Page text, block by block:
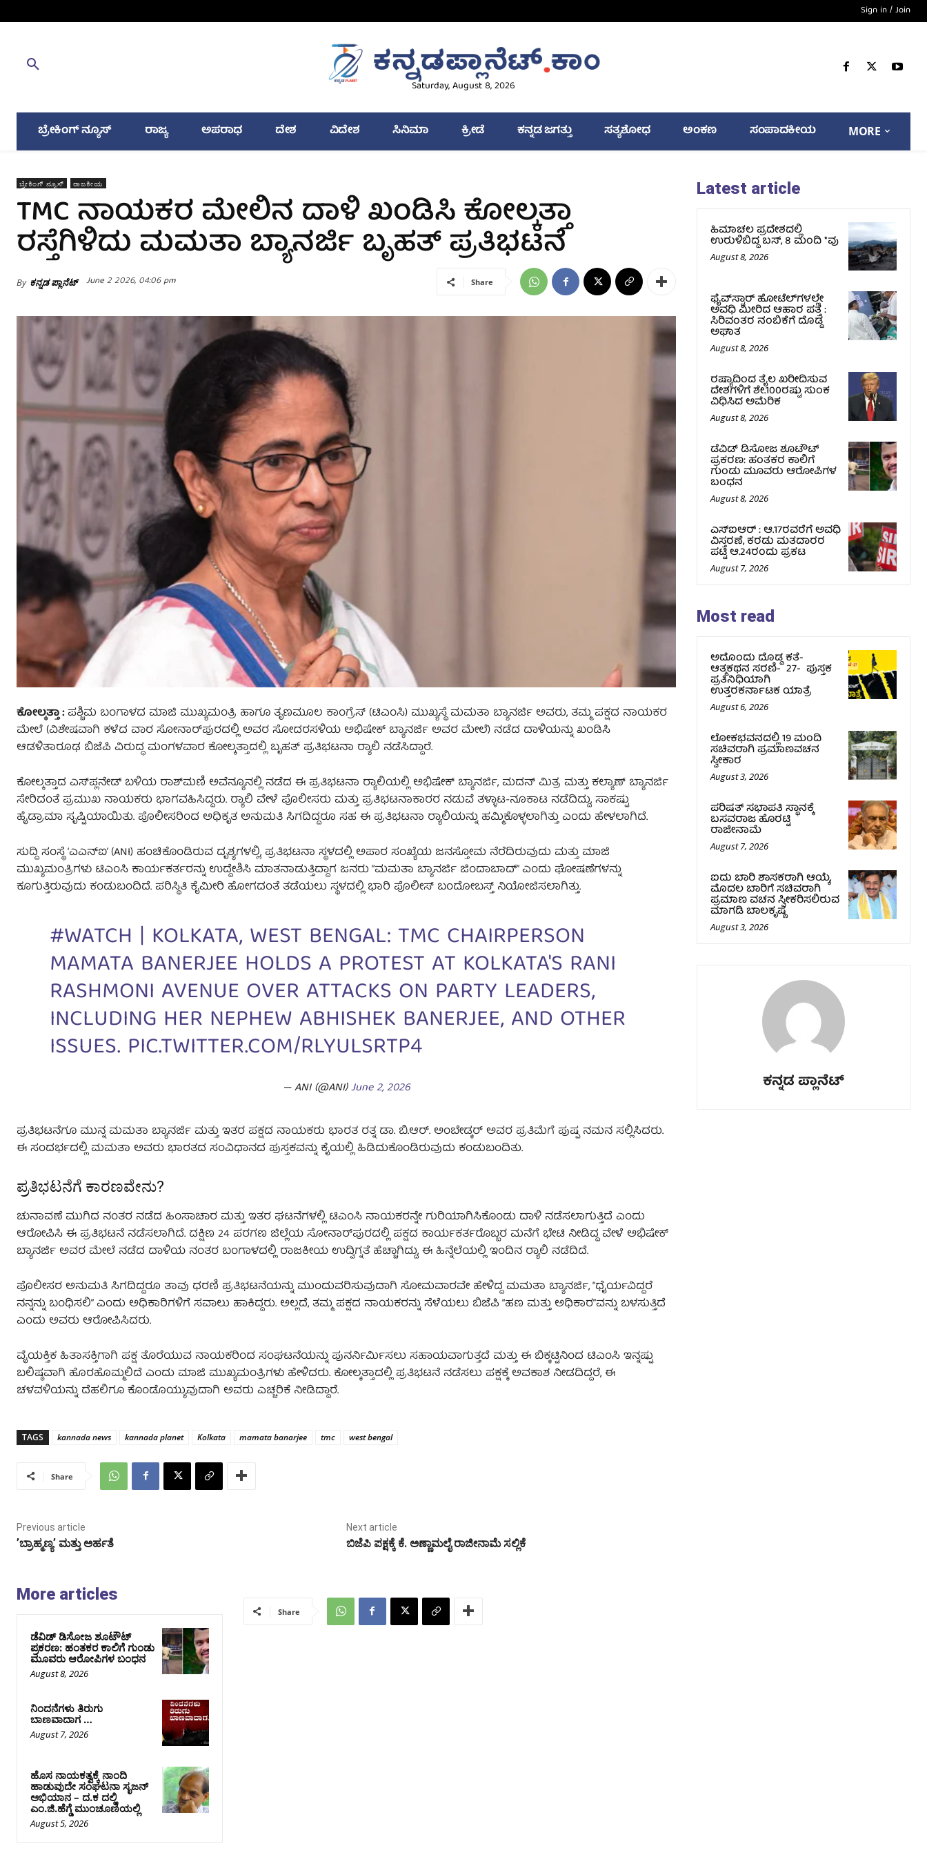
Sign in / Join
Saturday, August 8, 2026
ಬ್ರೇಕಿಂಗ್ ನ್ಯೂಸ್ ರಾಜ್ಯ ಅಪರಾಧ ದೇಶ ವಿದೇಶ ಸಿನಿಮಾ ಕ್ರೀಡೆ ಕನ್ನಡ ಜಗತ್ತು ಸತ್ಯಶೋಧ ಅಂಕಣ ಸಂಪಾದಕೀಯ MORE
ಬ್ರೇಕಿಂಗ್ ನ್ಯೂಸ್ ರಾಜಕೀಯ
TMC ನಾಯಕರ ಮೇಲಿನ ದಾಳಿ ಖಂಡಿಸಿ ಕೋಲ್ಕತ್ತಾ
ರಸ್ತೆಗಿಳಿದು ಮಮತಾ ಬ್ಯಾನರ್ಜಿ ಬೃಹತ್ ಪ್ರತಿಭಟನೆ
By ಕನ್ನಡ ಪ್ಲಾನೆಟ್ June 2 2026, 04:06 pm Share
ಕೋಲ್ಕತ್ತಾ :ಪಶ್ಚಿಮ ಬಂಗಾಳದ ಮಾಜಿ ಮುಖ್ಯಮಂತ್ರಿ ಹಾಗೂ ತೃಣಮೂಲ ಕಾಂಗ್ರೆಸ್ (ಟಿಎಂಸಿ) ಮುಖ್ಯಸ್ಥೆ ಮಮತಾ ಬ್ಯಾನರ್ಜಿ ಅವರು, ತಮ್ಮ ಪಕ್ಷದ ನಾಯಕರ
ಮೇಲೆ (ವಿಶೇಷವಾಗಿ ಕಳೆದ ವಾರ ಸೋನಾರ್‌ಪುರದಲ್ಲಿ ಅವರ ಸೋದರಸಳಿಯ ಅಭಿಷೇಕ್ ಬ್ಯಾನರ್ಜಿ ಅವರ ಮೇಲೆ) ನಡೆದ ದಾಳಿಯನ್ನು ಖಂಡಿಸಿ
ಆಡಳಿತಾರೂಢ ಬಿಜೆಪಿ ವಿರುದ್ಧ ಮಂಗಳವಾರ ಕೋಲ್ಕತ್ತಾದಲ್ಲಿ ಬೃಹತ್ ಪ್ರತಿಭಟನಾ ರ‍್ಯಾಲಿ ನಡೆಸಿದ್ದಾರೆ.
ಕೋಲ್ಕತ್ತಾದ ಎಸ್‌ಪ್ಲನೇಡ್ ಬಳಿಯ ರಾಶ್‌ಮಣಿ ಅವೆನ್ಯೂನಲ್ಲಿ ನಡೆದ ಈ ಪ್ರತಿಭಟನಾ ರ‍್ಯಾಲಿಯಲ್ಲಿ ಅಭಿಷೇಕ್ ಬ್ಯಾನರ್ಜಿ, ಮದನ್ ಮಿತ್ರ ಮತ್ತು ಕಲ್ಯಾಣ್ ಬ್ಯಾನರ್ಜಿ
ಸೇರಿದಂತೆ ಪ್ರಮುಖ ನಾಯಕರು ಭಾಗವಹಿಸಿದ್ದರು. ರ‍್ಯಾಲಿ ವೇಳೆ ಪೊಲೀಸರು ಮತ್ತು ಪ್ರತಿಭಟನಾಕಾರರ ನಡುವೆ ತಳ್ಳಾಟ-ನೂಕಾಟ ನಡೆದಿದ್ದು, ಸಾಕಷ್ಟು
ಹೈಡ್ರಾಮಾ ಸೃಷ್ಟಿಯಾಯಿತು. ಪೊಲೀಸರಿಂದ ಅಧಿಕೃತ ಅನುಮತಿ ಸಿಗದಿದ್ದರೂ ಸಹ ಈ ಪ್ರತಿಭಟನಾ ರ‍್ಯಾಲಿಯನ್ನು ಹಮ್ಮಿಕೊಳ್ಳಲಾಗಿತ್ತು ಎಂದು ಹೇಳಲಾಗಿದೆ.
ಸುದ್ದಿ ಸಂಸ್ಥೆ ‘ಎಎನ್‌ಐ’ (ANI) ಹಂಚಿಕೊಂಡಿರುವ ದೃಶ್ಯಗಳಲ್ಲಿ, ಪ್ರತಿಭಟನಾ ಸ್ಥಳದಲ್ಲಿ ಅಪಾರ ಸಂಖ್ಯೆಯ ಜನಸ್ತೋಮ ನೆರೆದಿರುವುದು ಮತ್ತು ಮಾಜಿ
ಮುಖ್ಯಮಂತ್ರಿಗಳು ಟಿಎಂಸಿ ಕಾರ್ಯಕರ್ತರನ್ನು ಉದ್ದೇಶಿಸಿ ಮಾತನಾಡುತ್ತಿದ್ದಾಗ ಜನರು “ಮಮತಾ ಬ್ಯಾನರ್ಜಿ ಜಿಂದಾಬಾದ್” ಎಂದು ಘೋಷಣೆಗಳನ್ನು
ಕೂಗುತ್ತಿರುವುದು ಕಂಡುಬಂದಿದೆ. ಪರಿಸ್ಥಿತಿ ಕೈಮೀರಿ ಹೋಗದಂತೆ ತಡೆಯಲು ಸ್ಥಳದಲ್ಲಿ ಭಾರಿ ಪೊಲೀಸ್ ಬಂದೋಬಸ್ತ್ ನಿಯೋಜಿಸಲಾಗಿತ್ತು.
#WATCH | KOLKATA, WEST BENGAL: TMC CHAIRPERSON
MAMATA BANERJEE HOLDS A PROTEST AT KOLKATA'S RANI
RASHMONI AVENUE OVER ATTACKS ON PARTY LEADERS,
INCLUDING HER NEPHEW ABHISHEK BANERJEE, AND OTHER
ISSUES. PIC.TWITTER.COM/RLYULSRTP4
— ANI (@ANI)June 2, 2026
ಪ್ರತಿಭಟನೆಗೂ ಮುನ್ನ ಮಮತಾ ಬ್ಯಾನರ್ಜಿ ಮತ್ತು ಇತರ ಪಕ್ಷದ ನಾಯಕರು ಭಾರತ ರತ್ನ ಡಾ. ಬಿ.ಆರ್. ಅಂಬೇಡ್ಕರ್ ಅವರ ಪ್ರತಿಮೆಗೆ ಪುಷ್ಪ ನಮನ ಸಲ್ಲಿಸಿದರು.
ಈ ಸಂದರ್ಭದಲ್ಲಿ ಮಮತಾ ಅವರು ಭಾರತದ ಸಂವಿಧಾನದ ಪುಸ್ತಕವನ್ನು ಕೈಯಲ್ಲಿ ಹಿಡಿದುಕೊಂಡಿರುವುದು ಕಂಡುಬಂದಿತು.
ಪ್ರತಿಭಟನೆಗೆ ಕಾರಣವೇನು?
ಚುನಾವಣೆ ಮುಗಿದ ನಂತರ ನಡೆದ ಹಿಂಸಾಚಾರ ಮತ್ತು ಇತರ ಘಟನೆಗಳಲ್ಲಿ ಟಿಎಂಸಿ ನಾಯಕರನ್ನೇ ಗುರಿಯಾಗಿಸಿಕೊಂಡು ದಾಳಿ ನಡೆಸಲಾಗುತ್ತಿದೆ ಎಂದು
ಆರೋಪಿಸಿ ಈ ಪ್ರತಿಭಟನೆ ನಡೆಸಲಾಗಿದೆ. ದಕ್ಷಿಣ 24 ಪರಗಣ ಜಿಲ್ಲೆಯ ಸೋನಾರ್‌ಪುರದಲ್ಲಿ ಪಕ್ಷದ ಕಾರ್ಯಕರ್ತರೊಬ್ಬರ ಮನೆಗೆ ಭೇಟಿ ನೀಡಿದ್ದ ವೇಳೆ ಅಭಿಷೇಕ್
ಬ್ಯಾನರ್ಜಿ ಅವರ ಮೇಲೆ ನಡೆದ ದಾಳಿಯ ನಂತರ ಬಂಗಾಳದಲ್ಲಿ ರಾಜಕೀಯ ಉದ್ವಿಗ್ನತೆ ಹೆಚ್ಚಾಗಿದ್ದು, ಈ ಹಿನ್ನೆಲೆಯಲ್ಲಿ ಇಂದಿನ ರ‍್ಯಾಲಿ ನಡೆದಿದೆ.
ಪೊಲೀಸರ ಅನುಮತಿ ಸಿಗದಿದ್ದರೂ ತಾವು ಧರಣಿ ಪ್ರತಿಭಟನೆಯನ್ನು ಮುಂದುವರಿಸುವುದಾಗಿ ಸೋಮವಾರವೇ ಹೇಳಿದ್ದ ಮಮತಾ ಬ್ಯಾನರ್ಜಿ, “ಧೈರ್ಯವಿದ್ದರೆ
ನನ್ನನ್ನು ಬಂಧಿಸಲಿ” ಎಂದು ಅಧಿಕಾರಿಗಳಿಗೆ ಸವಾಲು ಹಾಕಿದ್ದರು. ಅಲ್ಲದೆ, ತಮ್ಮ ಪಕ್ಷದ ನಾಯಕರನ್ನು ಸೆಳೆಯಲು ಬಿಜೆಪಿ “ಹಣ ಮತ್ತು ಅಧಿಕಾರ”ವನ್ನು ಬಳಸುತ್ತಿದೆ
ಎಂದು ಅವರು ಆರೋಪಿಸಿದರು.
ವೈಯಕ್ತಿಕ ಹಿತಾಸಕ್ತಿಗಾಗಿ ಪಕ್ಷ ತೊರೆಯುವ ನಾಯಕರಿಂದ ಸಂಘಟನೆಯನ್ನು ಪುನರ್ನಿರ್ಮಿಸಲು ಸಹಾಯವಾಗುತ್ತದೆ ಮತ್ತು ಈ ಬಿಕ್ಕಟ್ಟಿನಿಂದ ಟಿಎಂಸಿ ಇನ್ನಷ್ಟು
ಬಲಿಷ್ಠವಾಗಿ ಹೊರಹೊಮ್ಮಲಿದೆ ಎಂದು ಮಾಜಿ ಮುಖ್ಯಮಂತ್ರಿಗಳು ಹೇಳಿದರು. ಕೋಲ್ಕತ್ತಾದಲ್ಲಿ ಪ್ರತಿಭಟನೆ ನಡೆಸಲು ಪಕ್ಷಕ್ಕೆ ಅವಕಾಶ ನೀಡದಿದ್ದರೆ, ಈ
ಚಳವಳಿಯನ್ನು ದೆಹಲಿಗೂ ಕೊಂಡೊಯ್ಯುವುದಾಗಿ ಅವರು ಎಚ್ಚರಿಕೆ ನೀಡಿದ್ದಾರೆ.
TAGS kannada news kannada planet Kolkata mamata banarjee tmc west bengal
Share
Previous article
ʼಬ್ರಾಹ್ಮಣ್ಯʼ ಮತ್ತು ಅರ್ಹತೆ
Next article
ಬಿಜೆಪಿ ಪಕ್ಷಕ್ಕೆ ಕೆ. ಅಣ್ಣಾಮಲೈ ರಾಜೀನಾಮೆ ಸಲ್ಲಿಕೆ
More articles
ಡೆವಿಡ್ ಡಿಸೋಜ ಶೂಟೌಟ್
ಪ್ರಕರಣ: ಹಂತಕರ ಕಾಲಿಗೆ ಗುಂಡು
ಮೂವರು ಆರೋಪಿಗಳ ಬಂಧನ
August 8, 2026
ನಿಂದನೆಗಳು ತಿರುಗು
ಬಾಣವಾದಾಗ …
August 7, 2026
ಹೊಸ ನಾಯಕತ್ವಕ್ಕೆ ನಾಂದಿ
ಹಾಡುವುದೇ ಸಂಘಟನಾ ಸೃಜನ್
ಅಭಿಯಾನ – ದ.ಕ ದಲ್ಲಿ
ಎಂ.ಜಿ.ಹೆಗ್ಡೆ ಮುಂಚೂಣಿಯಲ್ಲಿ
August 5, 2026
Share
Latest article
ಹಿಮಾಚಲ ಪ್ರದೇಶದಲ್ಲಿ
ಉರುಳಿಬಿದ್ದ ಬಸ್‌, 8 ಮಂದಿ *ವು
August 8, 2026
ಫೈವ್‌ಸ್ಟಾರ್ ಹೋಟೆಲ್‌ಗಳಲ್ಲೇ
ಅವಧಿ ಮೀರಿದ ಆಹಾರ ಪತ್ತೆ :
ಸಿರಿವಂತರ ನಂಬಿಕೆಗೆ ದೊಡ್ಡ
ಅಘಾತ
August 8, 2026
ರಷ್ಯಾದಿಂದ ತೈಲ ಖರೀದಿಸುವ
ದೇಶಗಳಿಗೆ ಶೇ.100ರಷ್ಟು ಸುಂಕ
ವಿಧಿಸಿದ ಅಮೆರಿಕ
August 8, 2026
ಡೆವಿಡ್ ಡಿಸೋಜ ಶೂಟೌಟ್
ಪ್ರಕರಣ: ಹಂತಕರ ಕಾಲಿಗೆ
ಗುಂಡು ಮೂವರು ಆರೋಪಿಗಳ
ಬಂಧನ
August 8, 2026
ಎಸ್‌ಐಆರ್‌ : ಆ.17ರವರೆಗೆ ಅವಧಿ
ವಿಸ್ತರಣೆ, ಕರಡು ಮತದಾರರ
ಪಟ್ಟಿ ಆ.24ರಂದು ಪ್ರಕಟ
August 7, 2026
Most read
ಅದೊಂದು ದೊಡ್ಡ ಕತೆ-
ಆತ್ಮಕಥನ ಸರಣಿ- 27- ಪುಸ್ತಕ
ಪ್ರತಿನಿಧಿಯಾಗಿ
ಉತ್ತರಕರ್ನಾಟಕ ಯಾತ್ರೆ
August 6, 2026
ಲೋಕಭವನದಲ್ಲಿ 19 ಮಂದಿ
ಸಚಿವರಾಗಿ ಪ್ರಮಾಣವಚನ
ಸ್ವೀಕಾರ
August 3, 2026
ಪರಿಷತ್‌ ಸಭಾಪತಿ ಸ್ಥಾನಕ್ಕೆ
ಬಸವರಾಜ ಹೊರಟ್ಟಿ
ರಾಜೀನಾಮೆ
August 7, 2026
ಐದು ಬಾರಿ ಶಾಸಕರಾಗಿ ಆಯ್ಕೆ,
ಮೊದಲ ಬಾರಿಗೆ ಸಚಿವರಾಗಿ
ಪ್ರಮಾಣ ವಚನ ಸ್ವೀಕರಿಸಲಿರುವ
ಮಾಗಡಿ ಬಾಲಕೃಷ್ಣ
August 3, 2026
ಕನ್ನಡ ಪ್ಲಾನೆಟ್